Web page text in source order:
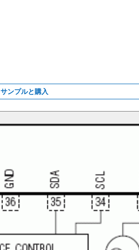
サンプルと購入